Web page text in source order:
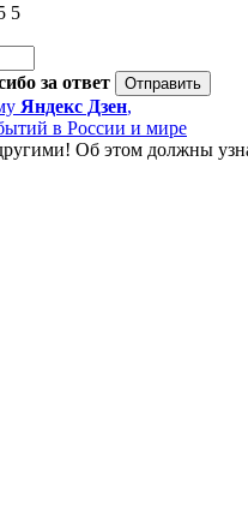
5
за ответ
Яндекс Дзен,
в России и мире
Об этом должны